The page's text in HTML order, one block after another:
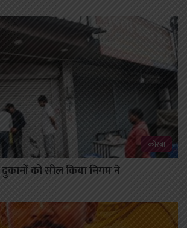
कोरबा
को सील किया निगम ने